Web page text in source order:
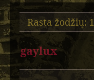
Rasta žodžių: 1
gaylux